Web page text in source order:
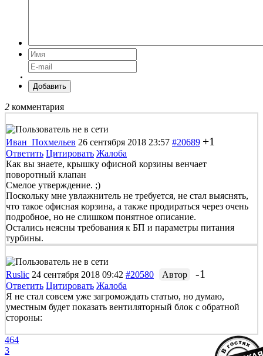
Добавить
2 комментария
Иван_Похмельев 26 сентября 2018 23:57 #20689 +1
Ответить Цитировать Жалоба
Как вы знаете, крышку офисной корзины венчает
поворотный клапан
Смелое утверждение. ;)
Поскольку мне увлажнитель не требуется, не стал выяснять,
что такое офисная корзина, а также продираться через очень
подробное, но не слишком понятное описание.
Остались неясны требования к БП и параметры питания
турбины.
Ruslic 24 сентября 2018 09:42 #20580 Автор -1
Ответить Цитировать Жалоба
Я не стал совсем уже загромождать статью, но думаю,
уместным будет показать вентиляторный блок с обратной
стороны:
464
3